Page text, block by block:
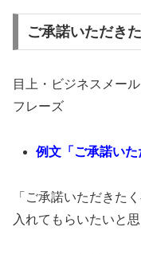
ご承諾いただき
目上・ビジネスメー
フレーズ
例文「ご承諾いた
「ご承諾いただきた
入れてもらいたいと